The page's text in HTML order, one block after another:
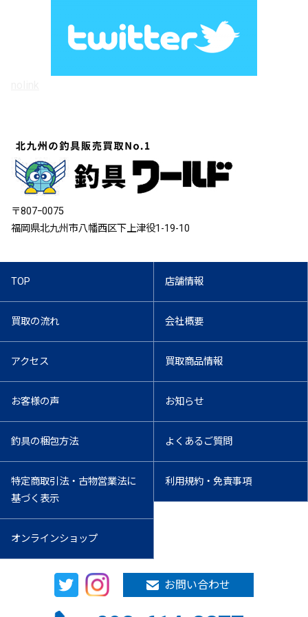
〒807ｰ0075
福岡県北九州市八幡西区下上津役1-19-10
TOP 店舗情報
買取の流れ 会社概要
アクセス 買取商品情報
お客様の声 お知らせ
釣具の梱包方法 よくあるご質問
特定商取引法・古物営業法に
基づく表示
利用規約・免責事項
オンラインショップ
お問い合わせ